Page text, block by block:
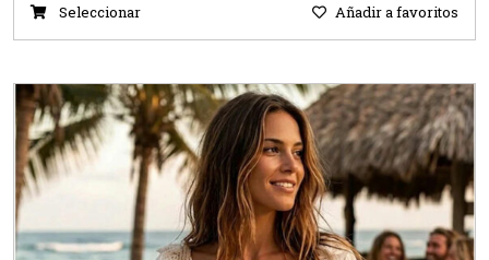
Seleccionar Añadir a favoritos